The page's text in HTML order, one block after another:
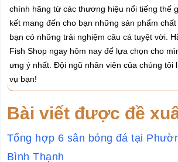
chính hãng từ các thương hiệu nổi tiếng thế
kết mang đến cho bạn những sản phẩm
bạn có những trải nghiệm câu cá tuyệt vời.
Fish Shop ngay hôm nay để lựa chọn cho
ưng ý nhất. Đội ngũ nhân viên của chúng tôi
vụ bạn!
Bài viết được đề
Tổng hợp 6 sân bóng đá tại
Bình Thạnh